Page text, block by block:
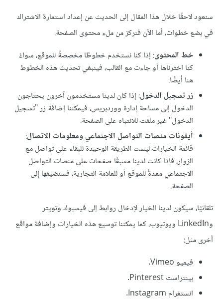
سنعود لاحقًا خلال هذا المقال إلى الحديث عن إعداد استمارة الاشتراك
في بضع خطوات، أما الآن فنركز من ملء محتوى الصفحة.
خط المحتوى: إذا كنا نستخدم خطوطًا مخصصةً للموقع، سواءً
كنا اخترناها أو جاءت مع القالب، فينبغي تحديث هذه الخطوط
هنا أيضًا.
زر تسجيل الدخول: إذا كان لدينا مستخدمون آخرون يحتاجون
الدخول إلى مساحة إدارة ووردبريس، فيمكننا إضافة زر "تسجيل
الدخول" غير ملفت للانتباه على الصفحة.
أيقونات منصات التواصل الاجتماعي ومعلومات الاتصال:
قائمة الخيارات ليست الطريقة الوحيدة للبقاء على تواصل مع
الزوار، فإذا كانت لدينا مسبقًا صفحات على منصات التواصل
الاجتماعي معدةً للموقع أو للعلامة التجارية، فسنضيفها إلى
الصفحة.
تلقائيًا، سيكون لدينا الخيار لإدخال روابط إلى فيسبوك وتويتر
وLinkedIn ويوتيوب، كما يمكننا توسيع هذه الخيارات وإضافة مواقع
أخرى مثل:
فيميو Vimeo.
بينتراست Pinterest.
انستغرام Instagram.